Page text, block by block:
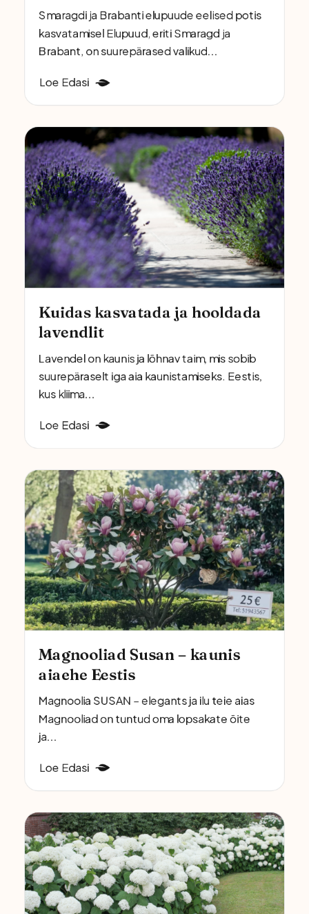
Smaragdi ja Brabanti elupuude eelised potis
kasvatamisel Elupuud, eriti Smaragd ja
Brabant, on suurepärased valikud...
Loe Edasi
Kuidas kasvatada ja hooldada
lavendlit
Lavendel on kaunis ja lõhnav taim, mis sobib
suurepäraselt iga aia kaunistamiseks. Eestis,
kus kliima...
Loe Edasi
Magnooliad Susan – kaunis
aiaehe Eestis
Magnoolia SUSAN – elegants ja ilu teie aias
Magnooliad on tuntud oma lopsakate õite
ja...
Loe Edasi